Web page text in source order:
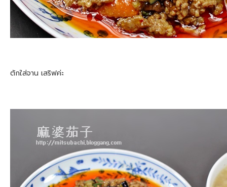
ตักใส่จาน เสริฟค่ะ